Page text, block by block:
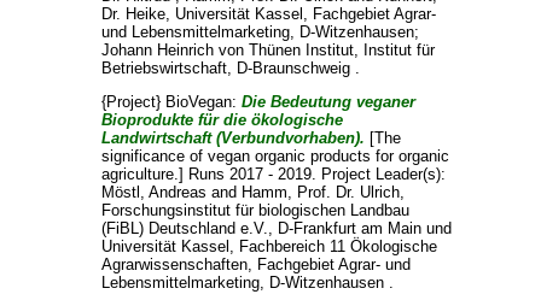
Dr. Heike, Universität Kassel, Fachgebiet Agrar-
und Lebensmittelmarketing, D-Witzenhausen;
Johann Heinrich von Thünen Institut, Institut für
Betriebswirtschaft, D-Braunschweig .
{Project} BioVegan: Die Bedeutung veganer
Bioprodukte für die ökologische
Landwirtschaft (Verbundvorhaben). [The
significance of vegan organic products for organic
agriculture.] Runs 2017 - 2019. Project Leader(s):
Möstl, Andreas and Hamm, Prof. Dr. Ulrich,
Forschungsinstitut für biologischen Landbau
(FiBL) Deutschland e.V., D-Frankfurt am Main und
Universität Kassel, Fachbereich 11 Ökologische
Agrarwissenschaften, Fachgebiet Agrar- und
Lebensmittelmarketing, D-Witzenhausen .